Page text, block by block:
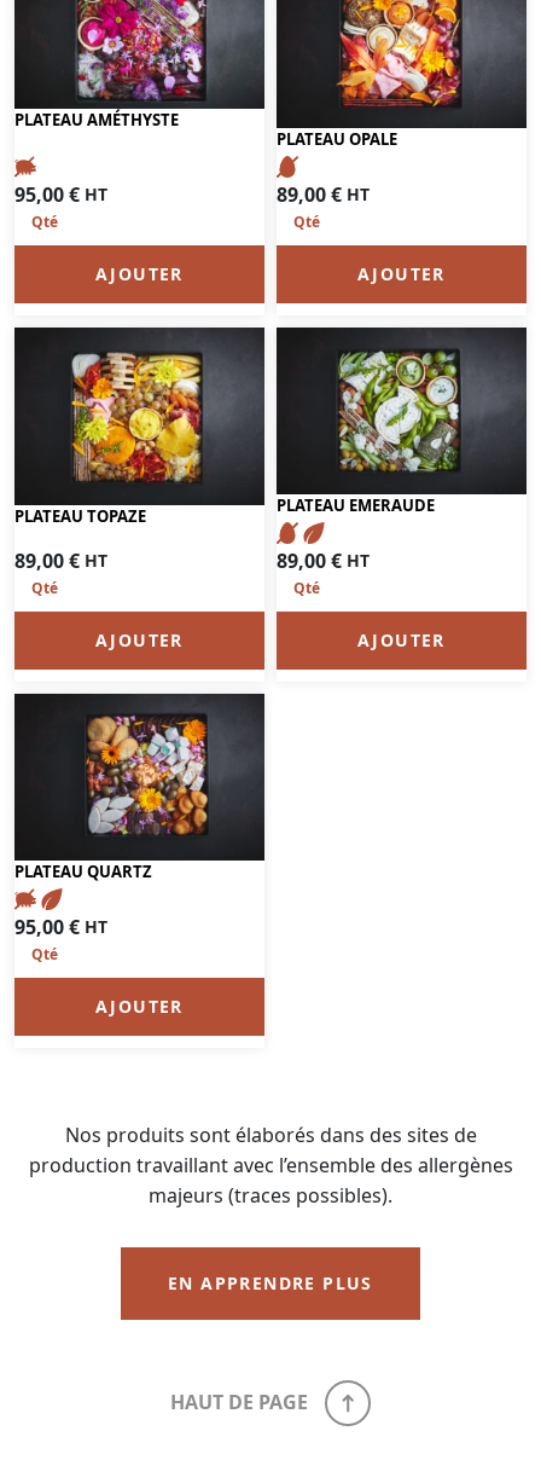
PLATEAU AMÉTHYSTE
95,00€ HT
AJOUTER
PLATEAU OPALE
89,00€ HT
AJOUTER
PLATEAU TOPAZE
89,00€ HT
AJOUTER
PLATEAU EMERAUDE
89,00€ HT
AJOUTER
PLATEAU QUARTZ
95,00€ HT
AJOUTER
Nos produits sont élaborés dans des sites de
production travaillant avec l’ensemble des allergènes
majeurs (traces possibles).
EN APPRENDRE PLUS
HAUT DE PAGE